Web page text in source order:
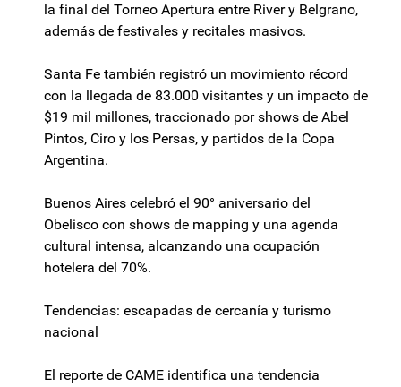
la final del Torneo Apertura entre River y Belgrano,
además de festivales y recitales masivos.
Santa Fe también registró un movimiento récord
con la llegada de 83.000 visitantes y un impacto de
$19 mil millones, traccionado por shows de Abel
Pintos, Ciro y los Persas, y partidos de la Copa
Argentina.
Buenos Aires celebró el 90° aniversario del
Obelisco con shows de mapping y una agenda
cultural intensa, alcanzando una ocupación
hotelera del 70%.
Tendencias: escapadas de cercanía y turismo
nacional
El reporte de CAME identifica una tendencia